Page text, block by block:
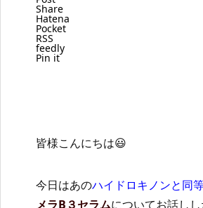
Share
Hatena
Pocket
RSS
feedly
Pin it
皆様こんにちは😃
今日はあのハイドロキノンと同
メラB３セラムについてお話し